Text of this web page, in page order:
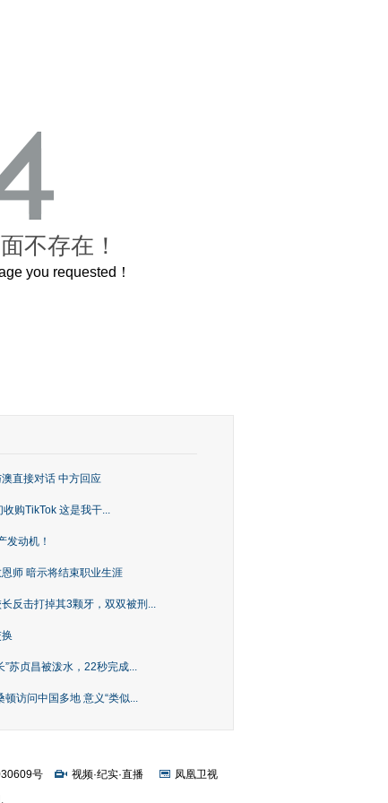
不存在！
you requested！
直接对话 中方回应
购TikTok 这是我干...
发动机！
师 暗示将结束职业生涯
反击打掉其3颗牙，双双被刑...
”苏贞昌被泼水，22秒完成...
访问中国多地 意义“类似...
号 视频·纪实·直播
凤凰卫视